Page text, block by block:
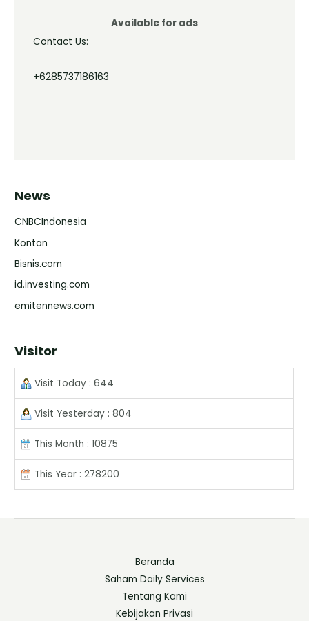
Available for ads
Contact Us:
+6285737186163
News
CNBCIndonesia
Kontan
Bisnis.com
id.investing.com
emitennews.com
Visitor
Visit Today : 644
Visit Yesterday : 804
This Month : 10875
This Year : 278200
Beranda
Saham Daily Services
Tentang Kami
Kebijakan Privasi